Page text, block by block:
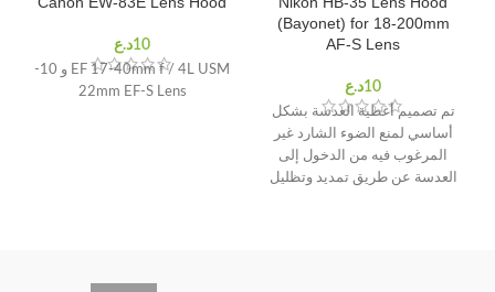
(Bayonet) for 18-200mm
AF-S Lens
تم تصميم أغطية العدسة بشكل
أساسي لمنع الضوء الشارد غير
المرغوب فيه من الدخول إلى
العدسة عن طريق تمديد وتظليل
EF 17-40mm f / 4L USM و 10-
22mm EF-S Lens